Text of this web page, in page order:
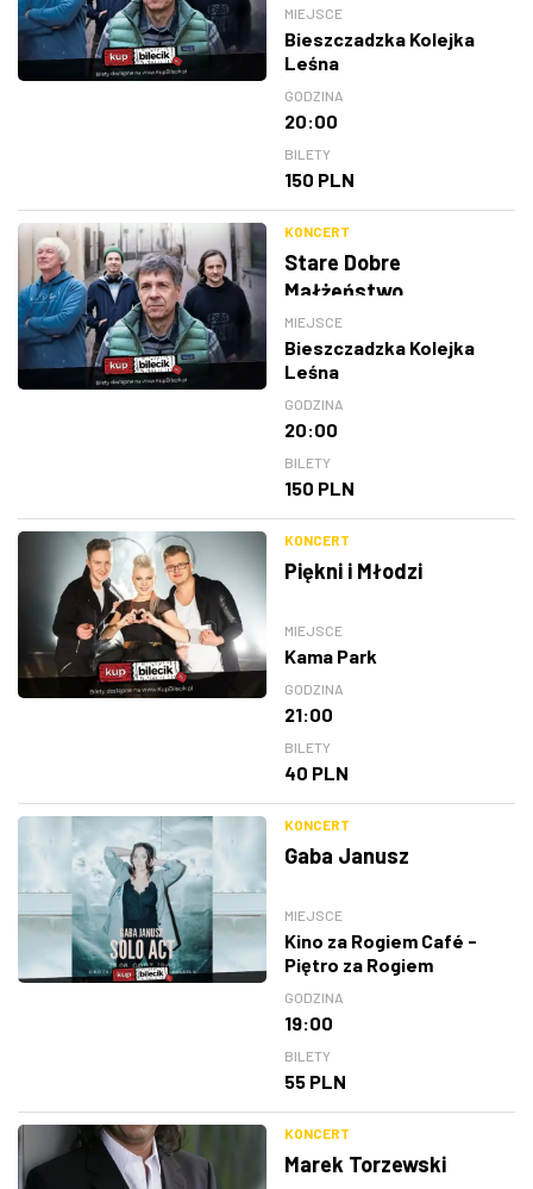
MIEJSCE
Bieszczadzka Kolejka
Leśna
GODZINA
20:00
BILETY
150 PLN
KONCERT
Stare Dobre
Małżeństwo
MIEJSCE
Bieszczadzka Kolejka
Leśna
GODZINA
20:00
BILETY
150 PLN
KONCERT
Piękni i Młodzi
MIEJSCE
Kama Park
GODZINA
21:00
BILETY
40 PLN
KONCERT
Gaba Janusz
MIEJSCE
Kino za Rogiem Café -
Piętro za Rogiem
GODZINA
19:00
BILETY
55 PLN
KONCERT
Marek Torzewski